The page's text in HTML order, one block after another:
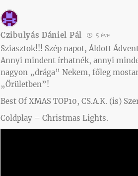
Czibulyás Dániel Pál 5 éve
Sziasztok!!! Szép napot, Áldott
Annyi mindent írhatnék, annyi
nagyon „drága” Nekem, főleg
„Őrületben”!
Best Of XMAS TOP10, CS.A.K. (is)
Coldplay – Christmas Lights.